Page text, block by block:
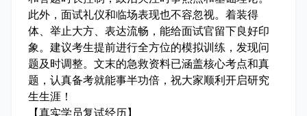
此外，面试礼仪和临场表现也不容忽视。着装得
体、举止大方、表达流畅，能给面试官留下良好印
象。建议考生提前进行全方位的模拟训练，发现问
题及时调整。文末的急救资料已涵盖核心考点和真
题，认真备考就能事半功倍，祝大家顺利开启研究
生生涯！
【真实学员复试经历】